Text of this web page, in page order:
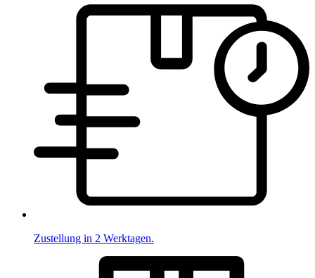
Zustellung in 2 Werktagen.